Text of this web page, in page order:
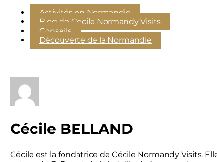
Activités en Normandie
Blog de Cecile Normandy Visits
Conseils
Découverte de la Normandie
Cécile BELLAND
Cécile est la fondatrice de Cécile Normandy Visits.